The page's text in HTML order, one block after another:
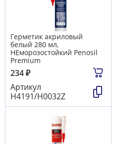
Герметик акриловый
белый 280 мл,
НЕморозостойкий Penosil
Premium
234₽
Артикул
Н4191/H0032Z